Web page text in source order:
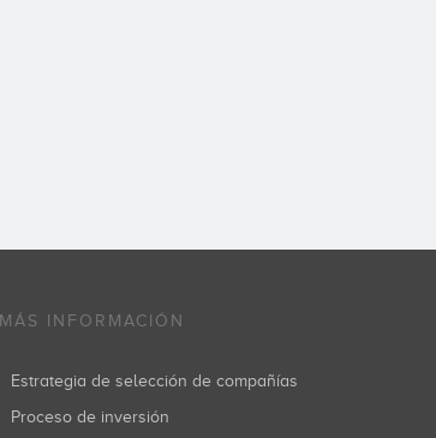
MÁS INFORMACIÓN
Estrategia de selección de compañías
Proceso de inversión